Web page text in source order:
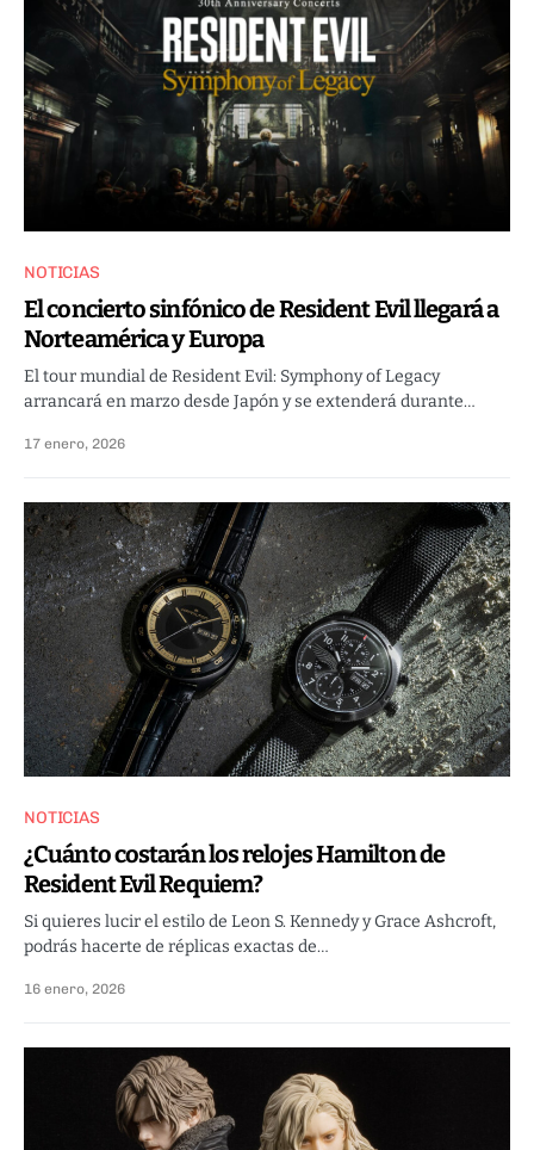
NOTICIAS
El concierto sinfónico de Resident Evil llegará a
Norteamérica y Europa
El tour mundial de Resident Evil: Symphony of Legacy
arrancará en marzo desde Japón y se extenderá durante…
17 enero, 2026
NOTICIAS
¿Cuánto costarán los relojes Hamilton de
Resident Evil Requiem?
Si quieres lucir el estilo de Leon S. Kennedy y Grace Ashcroft,
podrás hacerte de réplicas exactas de…
16 enero, 2026